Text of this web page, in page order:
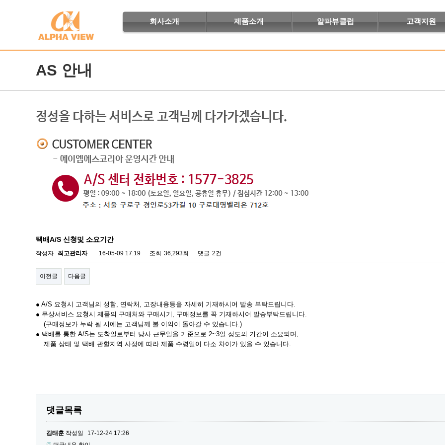
회사소개 제품소개 알파뷰클럽 고객지원
AS 안내
택배A/S 신청및 소요기간
작성자 최고관리자 16-05-09 17:19 조회 36,293회 댓글 2건
이전글 다음글
● A/S 요청시 고객님의 성함, 연락처, 고장내용등을 자세히 기재하시어 발송 부탁드립니다.
● 무상서비스 요청시 제품의 구매처와 구매시기, 구매정보를 꼭 기재하시어 발송부탁드립니다.
(구매정보가 누락 될 시에는 고객님께 ​불 이익이 돌아갈 수 있습니다.)
● 택배를 통한 A/S는 도착일로부터 당사 근무일을 기준으로 2~3일 정도의 기간이 소요되며,
제품 상태 및 택배 관할지역 사정에 따라 제품 수령일이 다소 차이가 있을 수 있습니다.
댓글목록
김태훈 작성일
17-12-24 17:26